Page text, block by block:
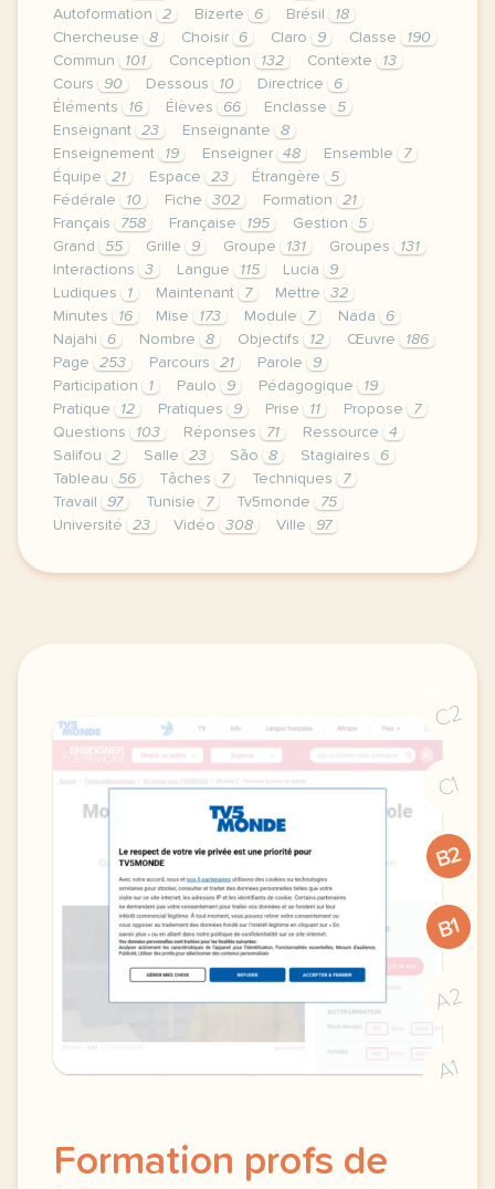
Autoformation
2 Bizerte 6 Brésil
18
Chercheuse
8 Choisir 6 Claro 9 Classe
190
Commun
101 Conception 132 Contexte
13
Cours
90 Dessous 10 Directrice
6
Éléments
16 Élèves 66 Enclasse
5
Enseignant
23 Enseignante
8
Enseignement
19 Enseigner 48 Ensemble
7
Équipe
21 Espace 23 Étrangère
5
Fédérale
10 Fiche 302 Formation
21
Français
758 Française 195 Gestion
5
Grand
55 Grille 9 Groupe 131 Groupes
131
Interactions
3 Langue 115 Lucia
9
Ludiques
1 Maintenant 7 Mettre
32
Minutes
16 Mise 173 Module 7 Nada
6
Najahi
6 Nombre 8 Objectifs 12 Œuvre
186
Page
253 Parcours 21 Parole
9
Participation
1 Paulo 9 Pédagogique
19
Pratique
12 Pratiques 9 Prise 11 Propose
7
Questions
103 Réponses 71 Ressource
4
Salifou
2 Salle 23 São 8 Stagiaires
6
Tableau
56 Tâches 7 Techniques
7
Travail
97 Tunisie 7 Tv5monde
75
Université
23 Vidéo 308 Ville 97
le respect de votre vie privee est une priorite
C2
C1
B2
B1
A2
A1
Formation profs de